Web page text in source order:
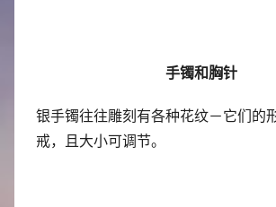
手镯和胸针
银手镯往往雕刻有各种花纹－它们的
戒，且大小可调节。